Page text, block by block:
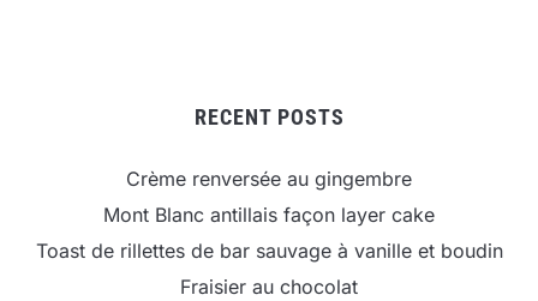
RECENT POSTS
Crème renversée au gingembre
Mont Blanc antillais façon layer cake
Toast de rillettes de bar sauvage à vanille et boudin
Fraisier au chocolat